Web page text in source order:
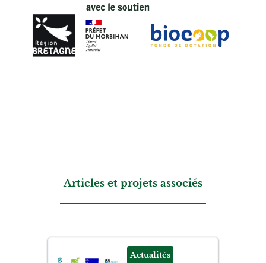
Articles et projets associés
Actualités